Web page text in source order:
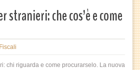
stranieri: che cos’è e come
chi riguarda e come procurarselo. La nuova